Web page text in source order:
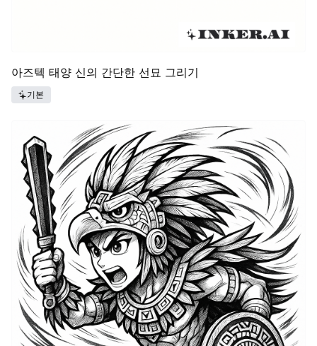
아즈텍 태양 신의 간단한 선묘 그리기
기본